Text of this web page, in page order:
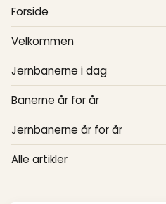
Forside
Velkommen
Jernbanerne i dag
Banerne år for år
Jernbanerne år for år
Alle artikler